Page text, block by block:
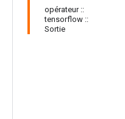
opérateur ::
tensorflow ::
Sortie